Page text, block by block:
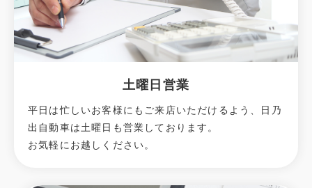
土曜日営業
平日は忙しいお客様にもご来店いただけるよう、日乃
出自動車は土曜日も営業しております。
お気軽にお越しください。